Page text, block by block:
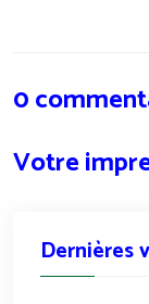
0
Votre
Dernières